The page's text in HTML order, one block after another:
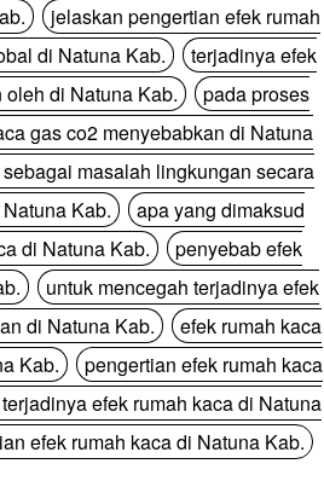
jelaskan pengertian efek rumah
di Natuna Kab.
terjadinya efek
di Natuna Kab.
pada proses
gas co2 menyebabkan di Natuna
masalah lingkungan secara
Kab.
apa yang dimaksud
di Natuna Kab.
penyebab efek
untuk mencegah terjadinya efek
di Natuna Kab.
efek rumah kaca
Kab.
pengertian efek rumah kaca
efek rumah kaca di Natuna
efek rumah kaca di Natuna Kab.